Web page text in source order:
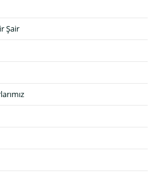
Şair